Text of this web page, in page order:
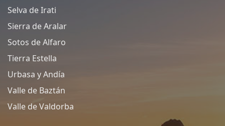
Selva de Irati
Sierra de Aralar
Sotos de Alfaro
Tierra Estella
Urbasa y Andía
Valle de Baztán
Valle de Valdorba